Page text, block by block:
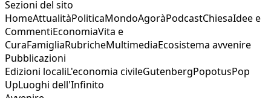
Sezioni del sito
HomeAttualitàPoliticaMondoAgoràPodcastChiesaIdee e
CommentiEconomiaVita e
CuraFamigliaRubricheMultimediaEcosistema avvenire
Pubblicazioni
Edizioni localiL'economia civileGutenbergPopotusPop
UpLuoghi dell'Infinito